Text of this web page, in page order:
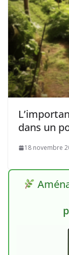
dans un
18 novembre